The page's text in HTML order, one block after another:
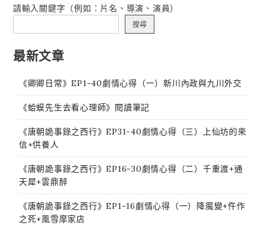
請輸入關鍵字（例如：片名、導演、演員）
搜尋
最新文章
《卿卿日常》EP1-40劇情心得（一）新川內政與九川外交
《蛤蟆先生去看心理師》閱讀筆記
《唐朝詭事錄之西行》EP31-40劇情心得（三）上仙坊的來
信+供養人
《唐朝詭事錄之西行》EP16-30劇情心得（二）千重渡+通
天犀+雲鼎醉
《唐朝詭事錄之西行》EP1-16劇情心得（一）降魔變+仵作
之死+風雪摩家店